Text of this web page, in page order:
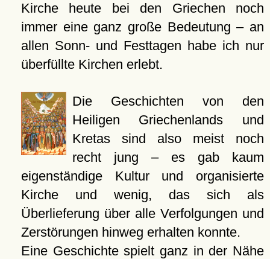
Kirche heute bei den Griechen noch
immer eine ganz große Bedeutung – an
allen Sonn- und Festtagen habe ich nur
überfüllte Kirchen erlebt.
Die Geschichten von den
Heiligen Griechenlands und
Kretas sind also meist noch
recht jung – es gab kaum
eigenständige Kultur und organisierte
Kirche und wenig, das sich als
Überlieferung über alle Verfolgungen und
Zerstörungen hinweg erhalten konnte.
Eine Geschichte spielt ganz in der Nähe